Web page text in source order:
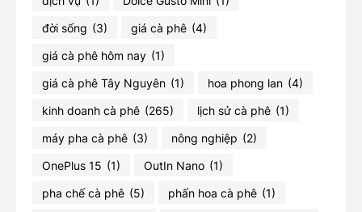
đời sống (3) giá cà phê (4)
giá cà phê hôm nay (1)
giá cà phê Tây Nguyên (1) hoa phong lan (4)
kinh doanh cà phê (265) lịch sử cà phê (1)
máy pha cà phê (3) nông nghiệp (2)
OnePlus 15 (1) OutIn Nano (1)
pha chế cà phê (5) phấn hoa cà phê (1)